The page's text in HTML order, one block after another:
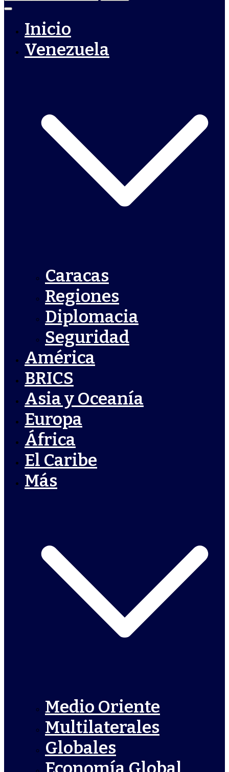
Inicio
Venezuela
Caracas
Regiones
Diplomacia
Seguridad
América
BRICS
Asia y Oceanía
Europa
África
El Caribe
Más
Medio Oriente
Multilaterales
Globales